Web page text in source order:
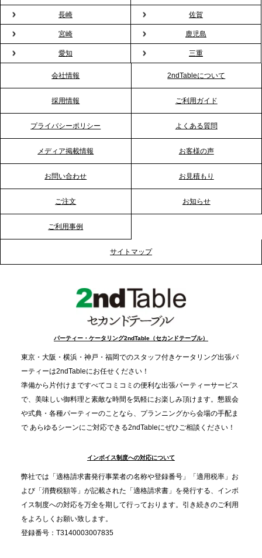
2026.1.26
プレスリリースのご案内｜もう「義理チョコ」で悩
まない。職場のバレンタインをケータリングで“福利
厚生”化。採用にも効く新スタイルを提案
RKB毎日放送「RKB NEWS」で、2ndTable「恵方
巻きケータリング」が紹介されました
2026.1.20
ーションを活性化
2025.12.12
事提供を実施へ
TBS「Nスタ」で、2ndTable「1DISH」が紹介され
2025.11.21
プレスリリースのご案内｜忘年会は“移動時間ゼロ
分”の時代へ。法人注文が前年比5倍に伸びた「宅配
オードブル」が提案する、新しい乾杯文化
プレスリリースのご案内｜職場で完結する“忘年会・
納会ケータリング”が人気。幹事負担を軽減し、社内
コミュニケーションを促進
長崎 佐賀
宮崎 鹿児島
愛知 三重
会社情報 2ndTableについて
採用情報 ご利用ガイド
プライバシーポリシー よくある質問
メディア掲載情報 お客様の声
お問い合わせ お見積もり
ご注文 お知らせ
ご利用事例
サイトマップ
パーティー・ケータリング2ndTable（セカンドテーブル）
東京・大阪・横浜・神戸・福岡でのスタッフ付きケータリング出張パ
ーティーは2ndTableにお任せください！
準備から片付けまですべてコミコミの便利な出張パーティーサービス
で、美味しい御料理と素敵な時間を気軽にお楽しみ頂けます。懇親会
や式典・各種パーティーのことなら、プランニングから会場の手配ま
で あらゆるシーンにご対応できる2ndTableにぜひご相談ください！
インボイス制度への対応について
弊社では「適格請求書発行事業者の名称や登録番号」「適用税率」お
よび「消費税額等」が記載された「適格請求書」を発行する、インボ
イス制度への対応を万全を期して行っております。引き続きのご利用
をよろしくお願い致します。
登録番号：T3140003007835